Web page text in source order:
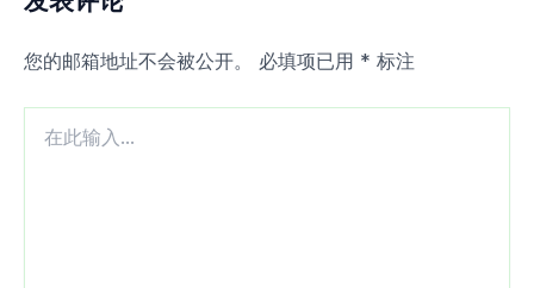
您的邮箱地址不会被公开。 必填项已用 * 标注